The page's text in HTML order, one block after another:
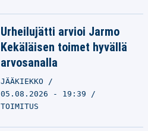
Urheilujätti arvioi Jarmo
Kekäläisen toimet hyvällä
arvosanalla
JÄÄKIEKKO
05.08.2026 - 19:39
TOIMITUS